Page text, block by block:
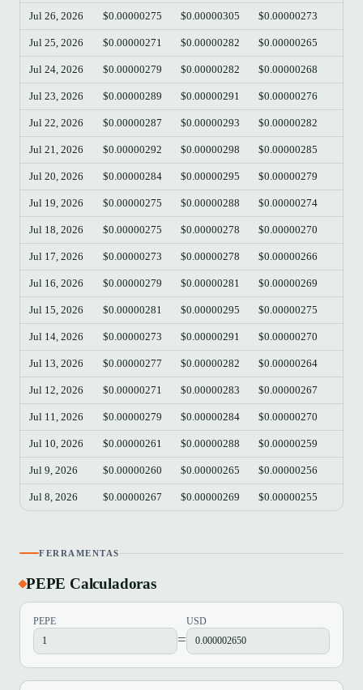
Jul 26, 2026 $0.00000275 $0.00000305 $0.00000273
Jul 25, 2026 $0.00000271 $0.00000282 $0.00000265
Jul 24, 2026 $0.00000279 $0.00000282 $0.00000268
Jul 23, 2026 $0.00000289 $0.00000291 $0.00000276
Jul 22, 2026 $0.00000287 $0.00000293 $0.00000282
Jul 21, 2026 $0.00000292 $0.00000298 $0.00000285
Jul 20, 2026 $0.00000284 $0.00000295 $0.00000279
Jul 19, 2026 $0.00000275 $0.00000288 $0.00000274
Jul 18, 2026 $0.00000275 $0.00000278 $0.00000270
Jul 17, 2026 $0.00000273 $0.00000278 $0.00000266
Jul 16, 2026 $0.00000279 $0.00000281 $0.00000269
Jul 15, 2026 $0.00000281 $0.00000295 $0.00000275
Jul 14, 2026 $0.00000273 $0.00000291 $0.00000270
Jul 13, 2026 $0.00000277 $0.00000282 $0.00000264
Jul 12, 2026 $0.00000271 $0.00000283 $0.00000267
Jul 11, 2026 $0.00000279 $0.00000284 $0.00000270
Jul 10, 2026 $0.00000261 $0.00000288 $0.00000259
Jul 9, 2026 $0.00000260 $0.00000265 $0.00000256
Jul 8, 2026 $0.00000267 $0.00000269 $0.00000255
FERRAMENTAS
PEPE Calculadoras
PEPE
=
USD